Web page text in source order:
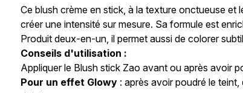
Ce blush crème en stick, à la texture onctueuse et
créer une intensité sur mesure. Sa formule est
Produit deux-en-un, il permet aussi de colorer
Conseils d'utilisation :
Appliquer le Blush stick Zao avant ou après avoir
Pour un effet Glowy : après avoir poudré le